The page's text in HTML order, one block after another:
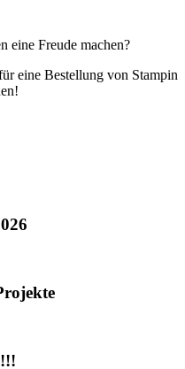
eine Freude machen?
eine Bestellung von Stampin